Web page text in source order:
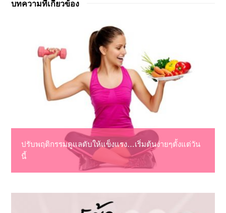
บทความที่เกี่ยวข้อง
ปรับพฤติกรรมดูแลตับให้แข็งแรง…เริ่มต้นง่ายๆตั้งแต่วัน
นี้